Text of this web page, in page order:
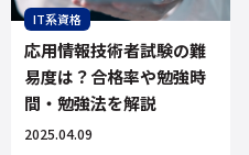
IT系資格
応用情報技術者試験の難
易度は？合格率や勉強時
間・勉強法を解説
2025.04.09